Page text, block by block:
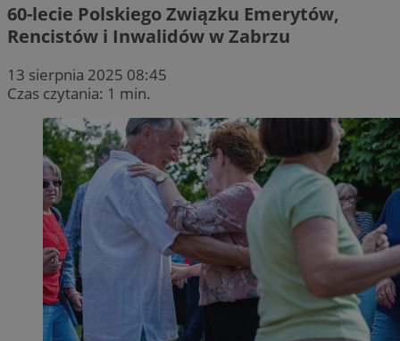
60-lecie Polskiego Związku Emerytów,
Rencistów i Inwalidów w Zabrzu
13 sierpnia 2025 08:45
Czas czytania: 1 min.